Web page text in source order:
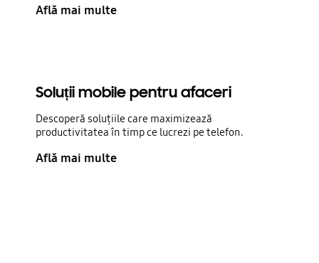
Află mai multe
Soluții mobile pentru afaceri
Descoperă soluțiile care maximizează
productivitatea în timp ce lucrezi pe telefon.
Află mai multe